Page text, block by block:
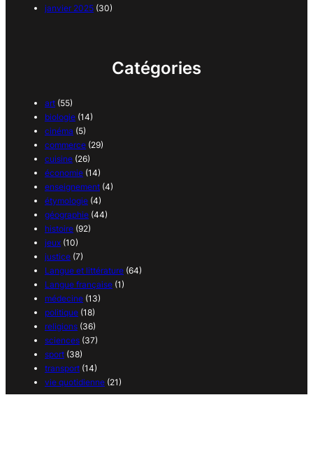
janvier 2025 (30)
Catégories
art (55)
biologie (14)
cinéma (5)
commerce (29)
cuisine (26)
économie (14)
enseignement (4)
étymologie (4)
géographie (44)
histoire (92)
jeux (10)
justice (7)
Langue et littérature (64)
Langue française (1)
médecine (13)
politique (18)
religions (36)
sciences (37)
sport (38)
transport (14)
vie quotidienne (21)